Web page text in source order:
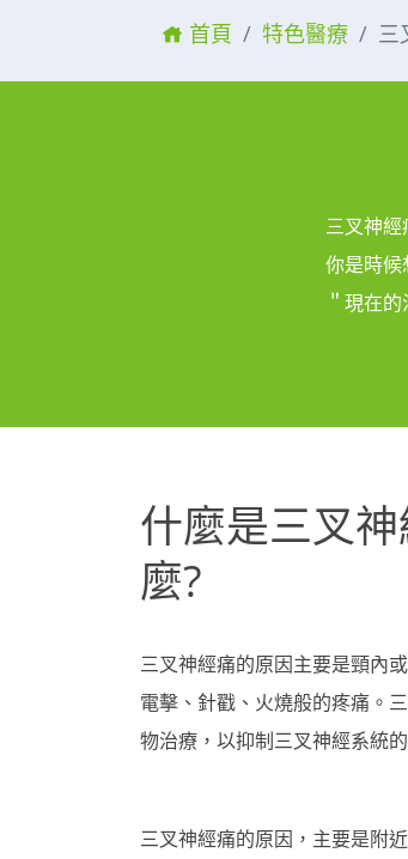
首頁 特色醫療 三
三叉神
你是時候
＂現在
什麼是三叉
麼?
三叉神經痛的原因主要是頸內
電擊、針戳、火燒般的疼痛。
物治療，以抑制三叉神經系統
三叉神經痛的原因，主要是附